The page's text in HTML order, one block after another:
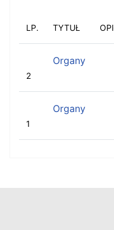
LP. TYTUŁ
2
Organy
1
Organy